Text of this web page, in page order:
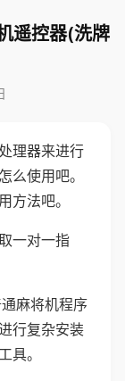
遥控器(洗牌
理器来进行
么使用吧。
方法吧。
一对一指
麻将机程序
行复杂安装
具。